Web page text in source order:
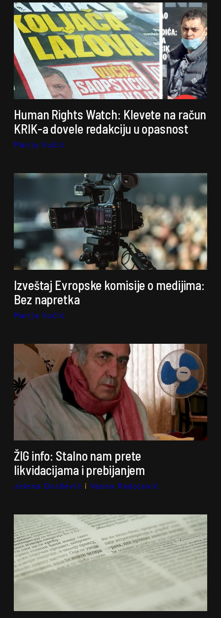
Human Rights Watch: Klevete na račun
KRIK-a dovele redakciju u opasnost
Marija Vučić
Izveštaj Evropske komisije o medijima:
Bez napretka
Marija Vučić
ŽIG info: Stalno nam prete
likvidacijama i prebijanjem
Jelena Đorđević i Vesna Radojević